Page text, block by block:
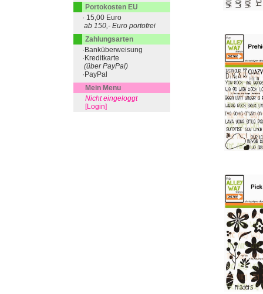
Portokosten EU
· 15,00 Euro
ab 150,- Euro portofrei
Zahlungsarten
·Banküberweisung
·Kreditkarte
(über PayPal)
·PayPal
Mein Menu
Nicht eingeloggt
[Login]